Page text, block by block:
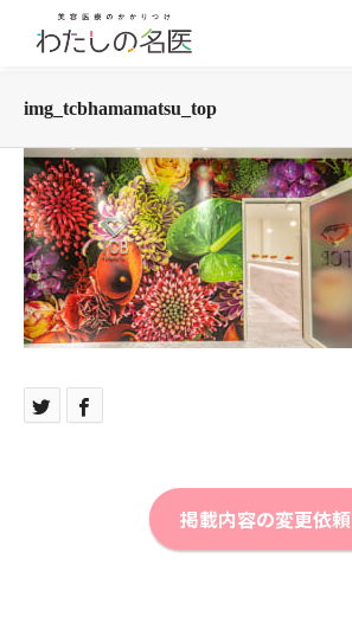
img_tcbhamamatsu_top
掲載内容の変更依頼